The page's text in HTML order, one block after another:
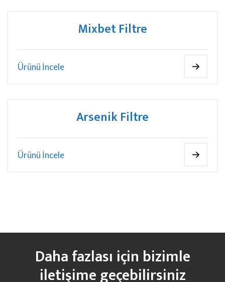
Mixbet Filtre
Ürünü İncele
Arsenik Filtre
Ürünü İncele
Daha fazlası için bizimle
iletişime geçebilirsiniz